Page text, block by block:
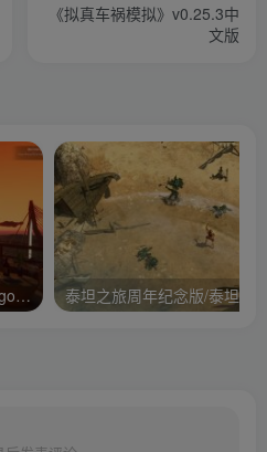
《拟真车祸模拟》v0.25.3中
文版
代号：探戈/Operation: Tango/支持网络联机